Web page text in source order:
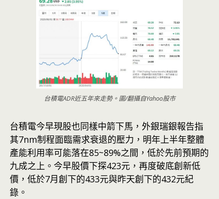
台積電ADR近五年來走勢。圖/翻攝自Yahoo股市
台積電今早現股也同樣中箭下馬，外銀瑞銀報告指
其7nm制程面臨需求衰退的壓力，明年上半年整體
產能利用率可能落在85~89%之間，低於先前預期的
九成之上。今早股價下探423元，再度破底創新低
價，低於7月創下的433元與昨天創下的432元紀
錄。